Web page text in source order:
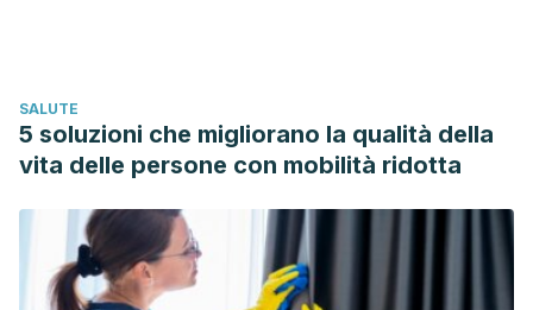
SELF Nutrición Data. (n.d.). Asparagus, cooked, boiled,
https://nutritiondata.self.com/facts/vegetables-and-
vegetable-products/2312/2
Stelmach-Mardas, M., Rodacki, T., Dobrowolska-Iwanek,
J., Brzozowska, A., Walkowiak, J., Wojtanowska-Krosniak,
A., … & Boeing, H. (2016). Link between food energy
SALUTE
5 soluzioni che migliorano la qualità della
vita delle persone con mobilità ridotta